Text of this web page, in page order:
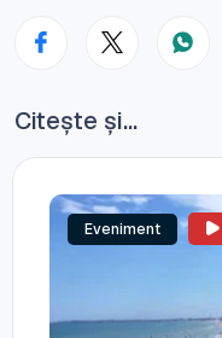
Citește și...
Eveniment